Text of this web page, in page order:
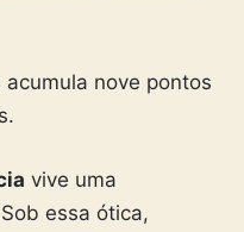
nove pontos
vive uma
essa ótica,